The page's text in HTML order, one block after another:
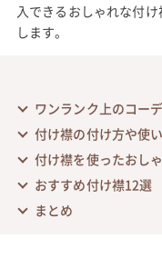
入できるおしゃれな付
します。
ワンランク上のコー
付け襟の付け方や使
付け襟を使ったおし
おすすめ付け襟12選
まとめ